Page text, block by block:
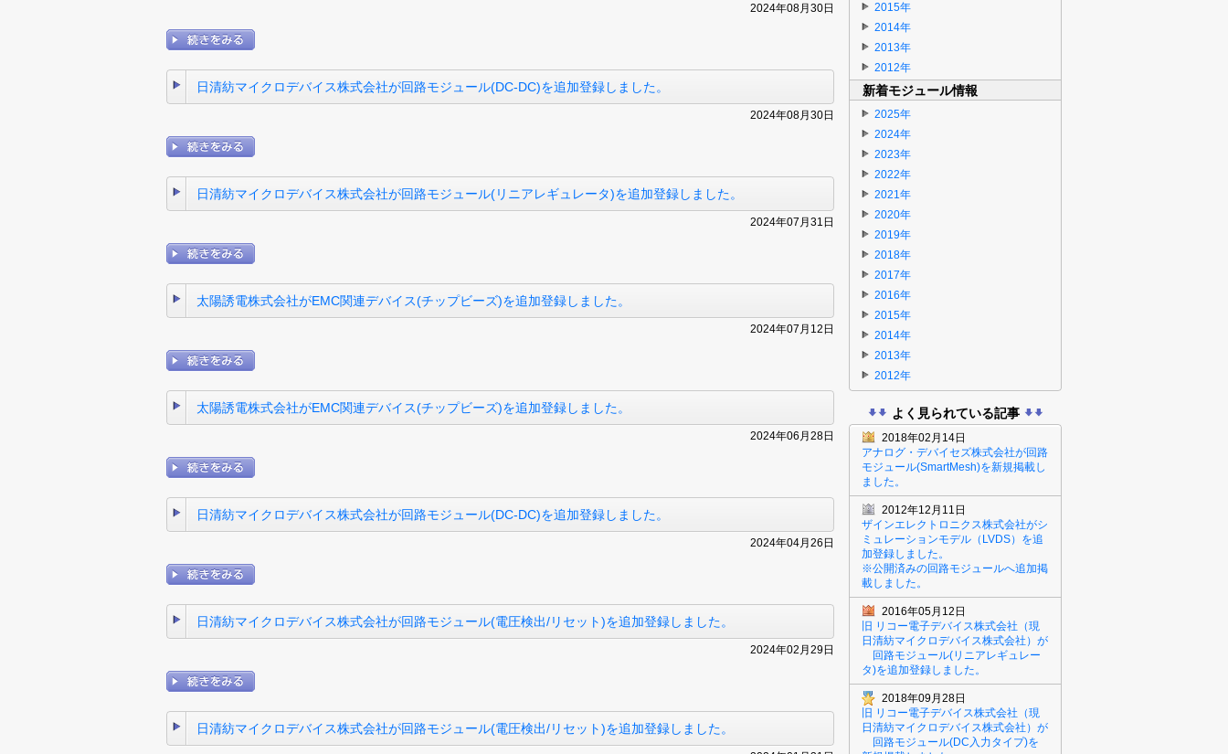
2024年08月30日
日清紡マイクロデバイス株式会社が回路モジュール(DC-DC)を追加登録しました。
2024年08月30日
日清紡マイクロデバイス株式会社が回路モジュール(リニアレギュレータ)を追加登録しました。
2024年07月31日
太陽誘電株式会社がEMC関連デバイス(チップビーズ)を追加登録しました。
2024年07月12日
太陽誘電株式会社がEMC関連デバイス(チップビーズ)を追加登録しました。
2024年06月28日
日清紡マイクロデバイス株式会社が回路モジュール(DC-DC)を追加登録しました。
2024年04月26日
日清紡マイクロデバイス株式会社が回路モジュール(電圧検出/リセット)を追加登録しました。
2024年02月29日
日清紡マイクロデバイス株式会社が回路モジュール(電圧検出/リセット)を追加登録しました。
2015年
2014年
2013年
2012年
新着モジュール情報
2025年
2024年
2023年
2022年
2021年
2020年
2019年
2018年
2017年
2016年
2015年
2014年
2013年
2012年
よく見られている記事
2018年02月14日
アナログ・デバイセズ株式会社が回路
モジュール(SmartMesh)を新規掲載し
ました。
2012年12月11日
ザインエレクトロニクス株式会社がシ
ミュレーションモデル（LVDS）を追
加登録しました。
※公開済みの回路モジュールへ追加掲
載しました。
2016年05月12日
旧 リコー電子デバイス株式会社（現
日清紡マイクロデバイス株式会社）が
回路モジュール(リニアレギュレー
タ)を追加登録しました。
2018年09月28日
旧 リコー電子デバイス株式会社（現
日清紡マイクロデバイス株式会社）が
回路モジュール(DC入力タイプ)を